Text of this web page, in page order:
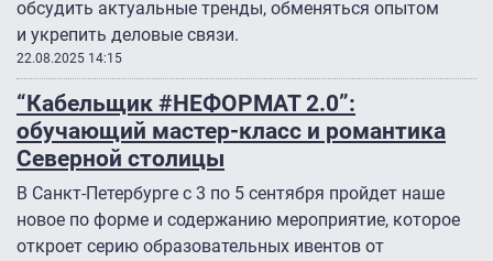
обсудить актуальные тренды, обменяться опытом
и укрепить деловые связи.
22.08.2025 14:15
“Кабельщик #НЕФОРМАТ 2.0”:
обучающий мастер-класс и романтика
Северной столицы
В Санкт-Петербурге с 3 по 5 сентября пройдет наше
новое по форме и содержанию мероприятие, которое
откроет серию образовательных ивентов от